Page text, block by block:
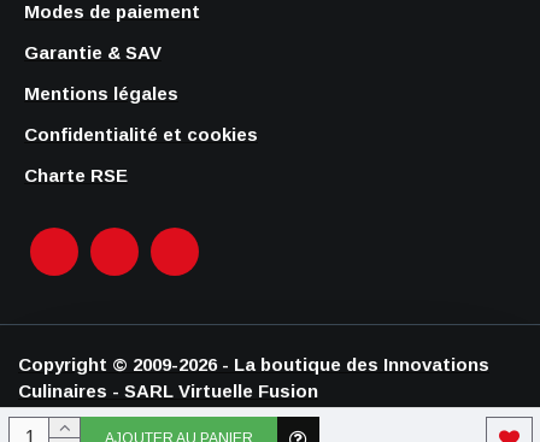
AJOUTER AU PANIER
Modes de paiement
Garantie & SAV
Mentions légales
Confidentialité et cookies
Charte RSE
Copyright © 2009-2026 - La boutique des Innovations
Culinaires - SARL Virtuelle Fusion